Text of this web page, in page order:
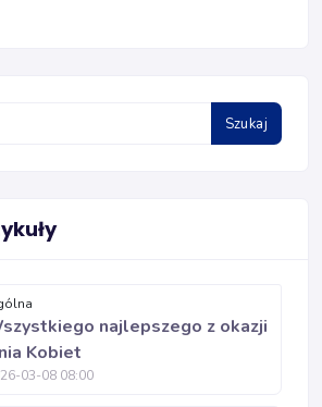
Szukaj
najlepszego z okazji
Kobiet
03-08 08:00